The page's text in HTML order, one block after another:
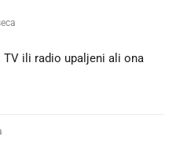
ili radio upaljeni ali ona